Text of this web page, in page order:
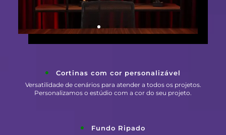
Cortinas com cor personalizável
Versatilidade de cenários para atender a todos os projetos.
Personalizamos o estúdio com a cor do seu projeto.
Fundo Ripado